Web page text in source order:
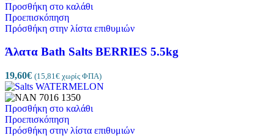
Προσθήκη στο καλάθι
Προεπισκόπηση
Πρόσθήκη στην λίστα επιθυμιών
Άλατα Bath Salts BERRIES 5.5kg
19,60€ (15,81€ χωρίς ΦΠΑ)
Προσθήκη στο καλάθι
Προεπισκόπηση
Πρόσθήκη στην λίστα επιθυμιών